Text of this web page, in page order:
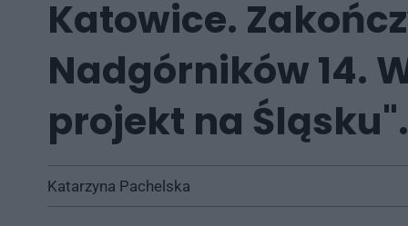
Katowice.
Nadgórników 14.
projekt na
Katarzyna Pachelska